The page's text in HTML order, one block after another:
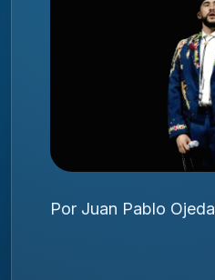
Por Juan Pablo Ojeda